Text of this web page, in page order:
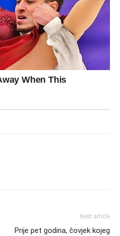
Next article
Prije pet godina, čovjek kojeg